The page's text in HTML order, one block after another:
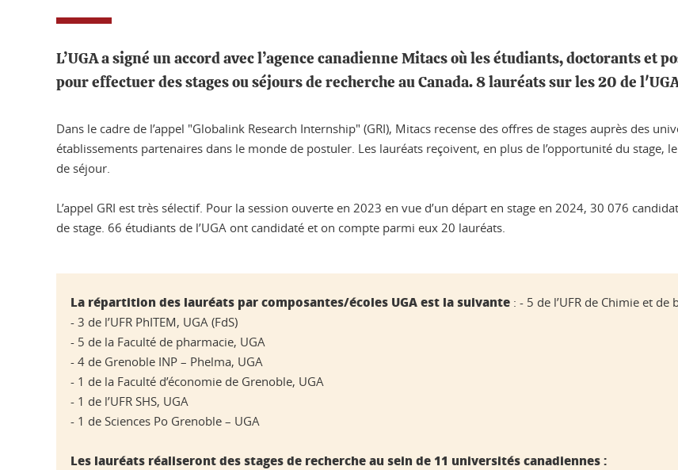
L’UGA a signé un accord avec l’agence canadienne Mitacs où les étudiants, doctorants et
pour effectuer des stages ou séjours de recherche au Canada. 8 lauréats sur les 20 de
Dans le cadre de l’appel "Globalink Research Internship" (GRI), Mitacs recense des offres de stages auprès des
établissements partenaires dans le monde de postuler. Les lauréats reçoivent, en plus de l’opportunité du stage,
de séjour.
L’appel GRI est très sélectif. Pour la session ouverte en 2023 en vue d’un départ en stage en 2024, 30 076
de stage. 66 étudiants de l’UGA ont candidaté et on compte parmi eux 20 lauréats.
La répartition des lauréats par composantes/écoles UGA est la suivante : - 5 de l’UFR de Chimie et de
- 3 de l’UFR PhITEM, UGA (FdS)
- 5 de la Faculté de pharmacie, UGA
- 4 de Grenoble INP – Phelma, UGA
- 1 de la Faculté d’économie de Grenoble, UGA
- 1 de l’UFR SHS, UGA
- 1 de Sciences Po Grenoble – UGA
Les lauréats réaliseront des stages de recherche au sein de 11 universités canadiennes :